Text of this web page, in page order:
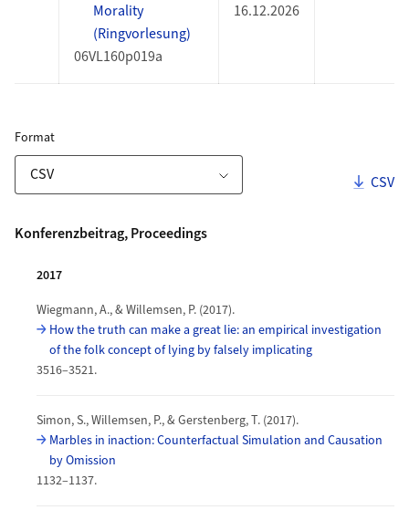
Morality
(Ringvorlesung)
06VL160p019a
16.12.2026
ZORA Publikationsliste
Formatfür Download Link
CSV
Konferenzbeitrag, Proceedings
2017
Wiegmann, A., & Willemsen, P. (2017).
How the truth can make a great lie: an empirical investigation
of the folk concept of lying by falsely implicating
3516–3521.
Simon, S., Willemsen, P., & Gerstenberg, T. (2017).
Marbles in inaction: Counterfactual Simulation and Causation
by Omission
1132–1137.